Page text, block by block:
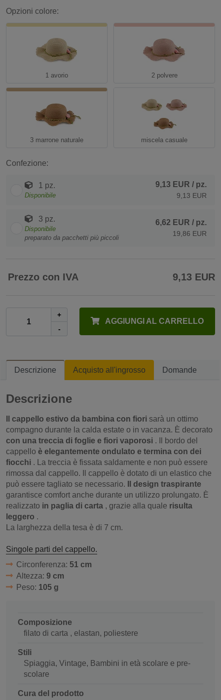
Opzioni colore:
1 avorio 2 polvere
3 marrone naturale miscela casuale
Confezione:
1 pz.
Disponibile
9,13 EUR / pz.
9,13 EUR
3 pz.
Disponibile
preparato da pacchetti più piccoli
6,62 EUR / pz.
19,86 EUR
Prezzo con IVA 9,13 EUR
+
-
AGGIUNGI AL CARRELLO
Descrizione Acquisto all'ingrosso Domande
Descrizione
Il cappello estivo da bambina con fiori sarà un ottimo
compagno durante la calda estate o in vacanza. È decorato
con una treccia di foglie e fiori vaporosi . Il bordo del
cappello è elegantemente ondulato e termina con dei
fiocchi . La treccia è fissata saldamente e non può essere
rimossa dal cappello. Il cappello è dotato di un elastico che
può essere tagliato se necessario.
Il design traspirante
garantisce comfort anche durante un utilizzo prolungato. È
realizzato in paglia di carta , grazie alla quale risulta
leggero .
La larghezza della tesa è di 7 cm.
Singole parti del cappello.
Circonferenza: 51 cm
Altezza: 9 cm
Peso: 105 g
Composizione
filato di carta , elastan, poliestere
Stili
Spiaggia, Vintage, Bambini in età scolare e pre-
scolare
Cura del prodotto